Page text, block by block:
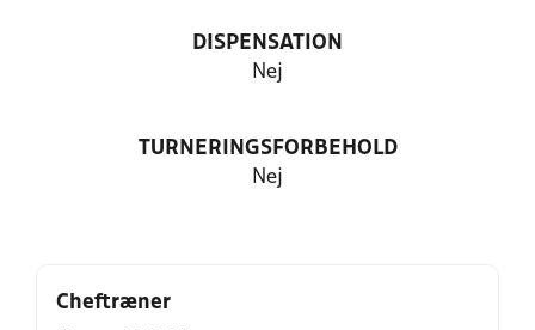
DISPENSATION
Nej
TURNERINGSFORBEHOLD
Nej
Cheftræner